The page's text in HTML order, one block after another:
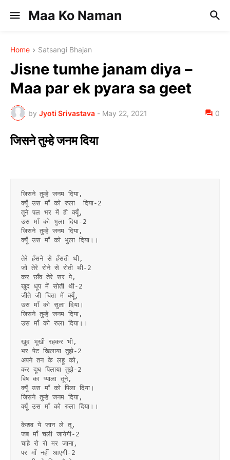
Maa Ko Naman
Home Satsangi Bhajan
Jisne tumhe janam diya –
Maa par ek pyara sa geet
by Jyoti Srivastava - May 22, 2021 0
जिसने तुम्हे जनम दिया
जिसने तुम्हे जनम दिया,
क्यूँ उस माँ को रुला  दिया-2
तूने पल भर में ही क्यूँ,
उस माँ को भुला दिया-2
जिसने तुम्हे जनम दिया,
क्यूँ उस माँ को भुला दिया।।
तेरे हँसने से हँसती थी,
जो तेरे रोने से रोती थी-2
कर छाँव तेरे सर पे,
खुद धूप में सोती थी-2
जीते जी चिता में क्यूँ,
उस माँ को सुला दिया।
जिसने तुम्हे जनम दिया,
उस माँ को रुला दिया।।
खुद भूखी रहकर भी,
भर पेट खिलाया तुझे-2
अपने तन के लहू को,
कर दूध पिलाया तुझे-2
विष का प्याला तूने,
क्यूँ उस माँ को पिला दिया।
जिसने तुम्हे जनम दिया,
क्यूँ उस माँ को रुला दिया।।
केशव ये जान ले तू,
जब माँ चली जायेगी-2
चाहे रो रो मर जाना,
पर माँ नहीं आएगी-2